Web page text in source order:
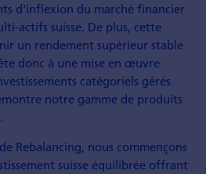
d'inflexion du marché financier
actifs suisse. De plus, cette
un rendement supérieur stable
donc à une mise en œuvre
catégoriels gérés
notre gamme de produits
Rebalancing, nous commençons
suisse équilibrée offrant